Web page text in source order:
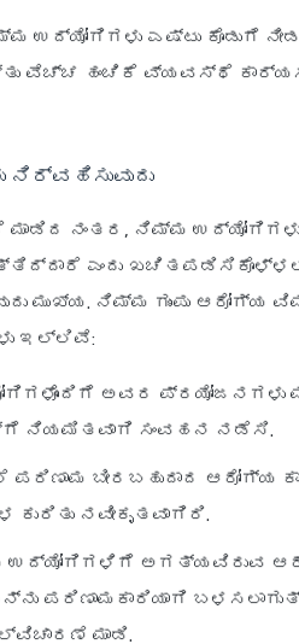
ಎಷ್ಟು ಕೊಡುಗೆ
ವೆಚ್ಚ ಹಂಚಿಕೆ ವ್ಯವಸ್ಥೆ
ನಿರ್ವಹಿಸುವುದು
ಮಾಡಿದ ನಂತರ, ನಿಮ್ಮ
ಎಂದು
ಮುಖ್ಯ. ನಿಮ್ಮ ಗುಂಪು ಆರೋಗ್ಯ
ಇಲ್ಲಿವೆ:
ಅವರ ಪ್ರಯೋಜನಗಳು
ನಿಯಮಿತವಾಗಿ ಸಂವಹನ ನಡೆಸಿ.
ಬೀರಬಹುದಾದ ಆರೋಗ್ಯ
ನವೀಕೃತವಾಗಿರಿ.
ಉದ್ಯೋಗಿಗಳಿಗೆ ಅಗತ್ಯವಿರುವ
ಪರಿಣಾಮಕಾರಿಯಾಗಿ
ಮಾಡಿ.